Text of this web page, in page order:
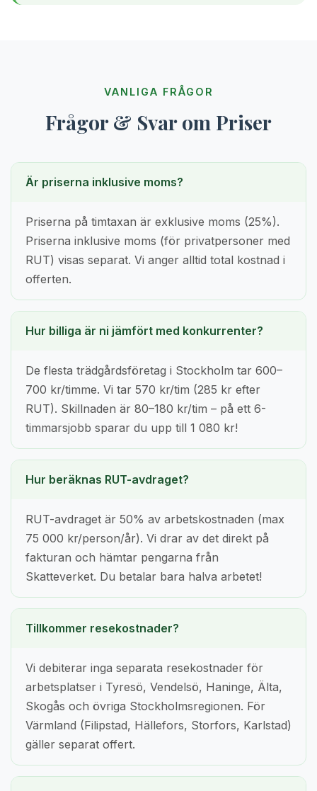
VANLIGA FRÅGOR
Frågor & Svar om Priser
Är priserna inklusive moms?
Priserna på timtaxan är exklusive moms (25%).
Priserna inklusive moms (för privatpersoner med
RUT) visas separat. Vi anger alltid total kostnad i
offerten.
Hur billiga är ni jämfört med konkurrenter?
De flesta trädgårdsföretag i Stockholm tar 600–
700 kr/timme. Vi tar 570 kr/tim (285 kr efter
RUT). Skillnaden är 80–180 kr/tim – på ett 6-
timmarsjobb sparar du upp till 1 080 kr!
Hur beräknas RUT-avdraget?
RUT-avdraget är 50% av arbetskostnaden (max
75 000 kr/person/år). Vi drar av det direkt på
fakturan och hämtar pengarna från
Skatteverket. Du betalar bara halva arbetet!
Tillkommer resekostnader?
Vi debiterar inga separata resekostnader för
arbetsplatser i Tyresö, Vendelsö, Haninge, Älta,
Skogås och övriga Stockholmsregionen. För
Värmland (Filipstad, Hällefors, Storfors, Karlstad)
gäller separat offert.